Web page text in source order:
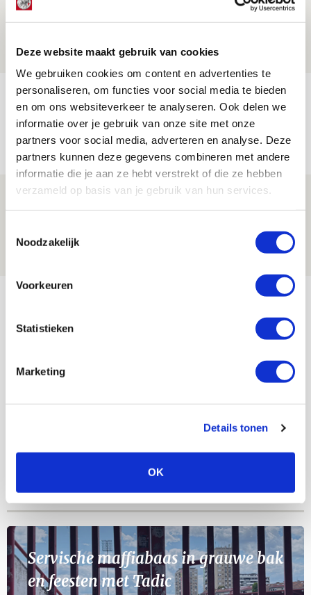
Deze website maakt gebruik van cookies
We gebruiken cookies om content en advertenties te
personaliseren, om functies voor social media te bieden
en om ons websiteverkeer te analyseren. Ook delen we
informatie over je gebruik van onze site met onze
partners voor social media, adverteren en analyse. Deze
partners kunnen deze gegevens combineren met andere
informatie die je aan ze hebt verstrekt of die ze hebben
verzameld op basis van je gebruik van hun services.
Noodzakelijk
Voorkeuren
Statistieken
Marketing
Details tonen
OK
aanwinsten
NIEUWS
Volop enthousiasme in fotoverslag van
Europees treffen met Shelbourne
07 AUGUSTUS 2026 - 09:00
FOTOVERSLAG
Míchel niet blij met resultaat en spel
07 AUGUSTUS 2026 - 08:30
Bekijk meer
23
Selectiedag ballenjongens/-meiden
Geef Mij Maar Amsterdam
Blogs
Servische maffiabaas in grauwe bak
en feesten met Tadic